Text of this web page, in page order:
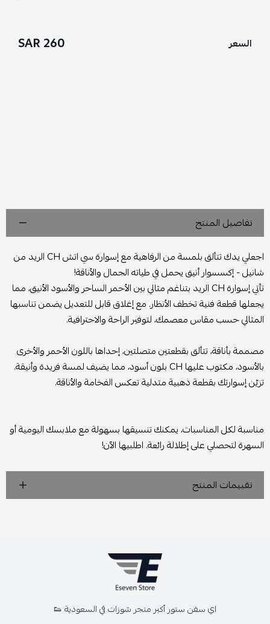
السعر 260 SAR
تفاصيل المنتج
اجعلي يدك تتألق بلمسة من الرفاهية مع إسوارة سي اتش CH الريد من
شانيل - إكسسوار أنيق يحمل في طياته الجمال والأناقة!
تأتي إسوارة CH الريد بتناغم مثالي بين الأحمر الساحر والأسود الأنيق، مما
يجعلها قطعة فنية تخطف الأنظار. مع إغلاق قابل للتعديل يضمن تناسبها
المثالي حسب مقاس معصمك، لتوفير الراحة والاحترافية.
مصممة بأناقة، تتألق بقطعتين متصلتين، إحداها باللون الأحمر والأخرى
بالأسود، مكتوب عليها CH بلون أسود، مما يضيف لمسة فريدة وأنيقة.
تزيّن إسوارتك بقطعة ذهبية متدلية تعكس الفخامة والأناقة.
مناسبة لكل المناسبات، يمكنك تنسيقها بسهولة مع ملابسك اليومية أو
السهرة لتحصلي على إطلالة رائعة. اطلبيها الآن!
تقييمات المنتج
اي سفن ستور أكبر متجر شوزات في السعودية 👟